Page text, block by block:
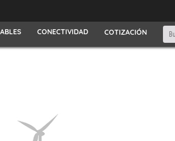
CONECTIVIDAD COTIZACIÓN
wiring supply